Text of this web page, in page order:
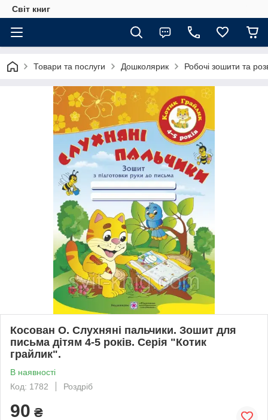
Світ книг
Товари та послуги Дошколярик Робочі зошити та
Косован О. Слухняні пальчики. Зошит для
письма дітям 4-5 років. Серія "Котик
грайлик".
В наявності
Код: 1782
Роздріб
90 ₴